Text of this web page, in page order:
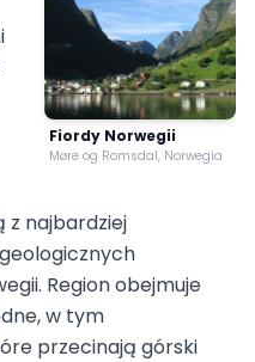
Fiordy Norwegii
Møre og Romsdal, Norwegia
z najbardziej
Region obejmuje
w tym
przecinają górski